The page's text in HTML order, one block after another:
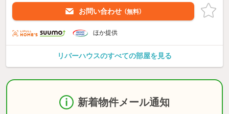
お問い合わせ （無料）
ほか提供
リバーハウスのすべての部屋を見る
新着物件メール通知